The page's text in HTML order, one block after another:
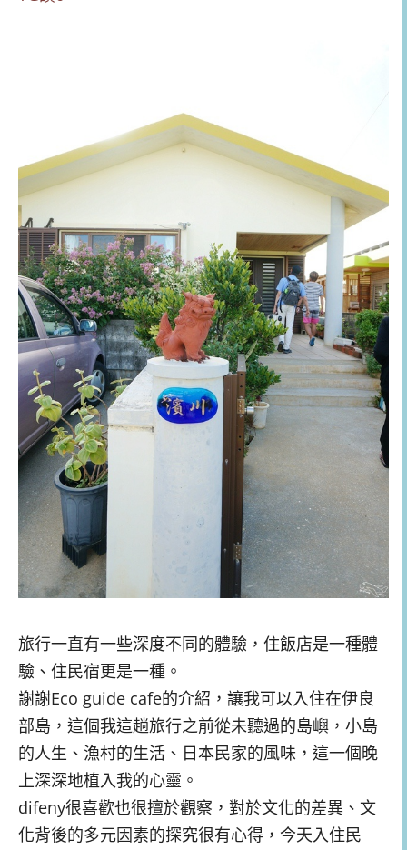
旅行一直有一些深度不同的體驗，住飯店是一種體
驗、住民宿更是一種。
謝謝Eco guide cafe的介紹，讓我可以入住在伊良
部島，這個我這趟旅行之前從未聽過的島嶼，小島
的人生、漁村的生活、日本民家的風味，這一個晚
上深深地植入我的心靈。
difeny很喜歡也很擅於觀察，對於文化的差異、文
化背後的多元因素的探究很有心得，今天入住民